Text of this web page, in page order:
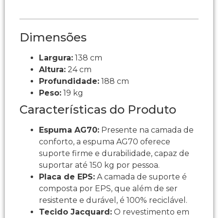
Dimensões
Largura: 138 cm
Altura: 24 cm
Profundidade: 188 cm
Peso: 19 kg
Características do Produto
Espuma AG70: Presente na camada de
conforto, a espuma AG70 oferece
suporte firme e durabilidade, capaz de
suportar até 150 kg por pessoa.
Placa de EPS: A camada de suporte é
composta por EPS, que além de ser
resistente e durável, é 100% reciclável.
Tecido Jacquard: O revestimento em